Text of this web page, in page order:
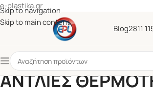
e-plastika.gr
Skip to navigation
Skip to main content
Blog2811
ΑΝΤΛΙΕΣ